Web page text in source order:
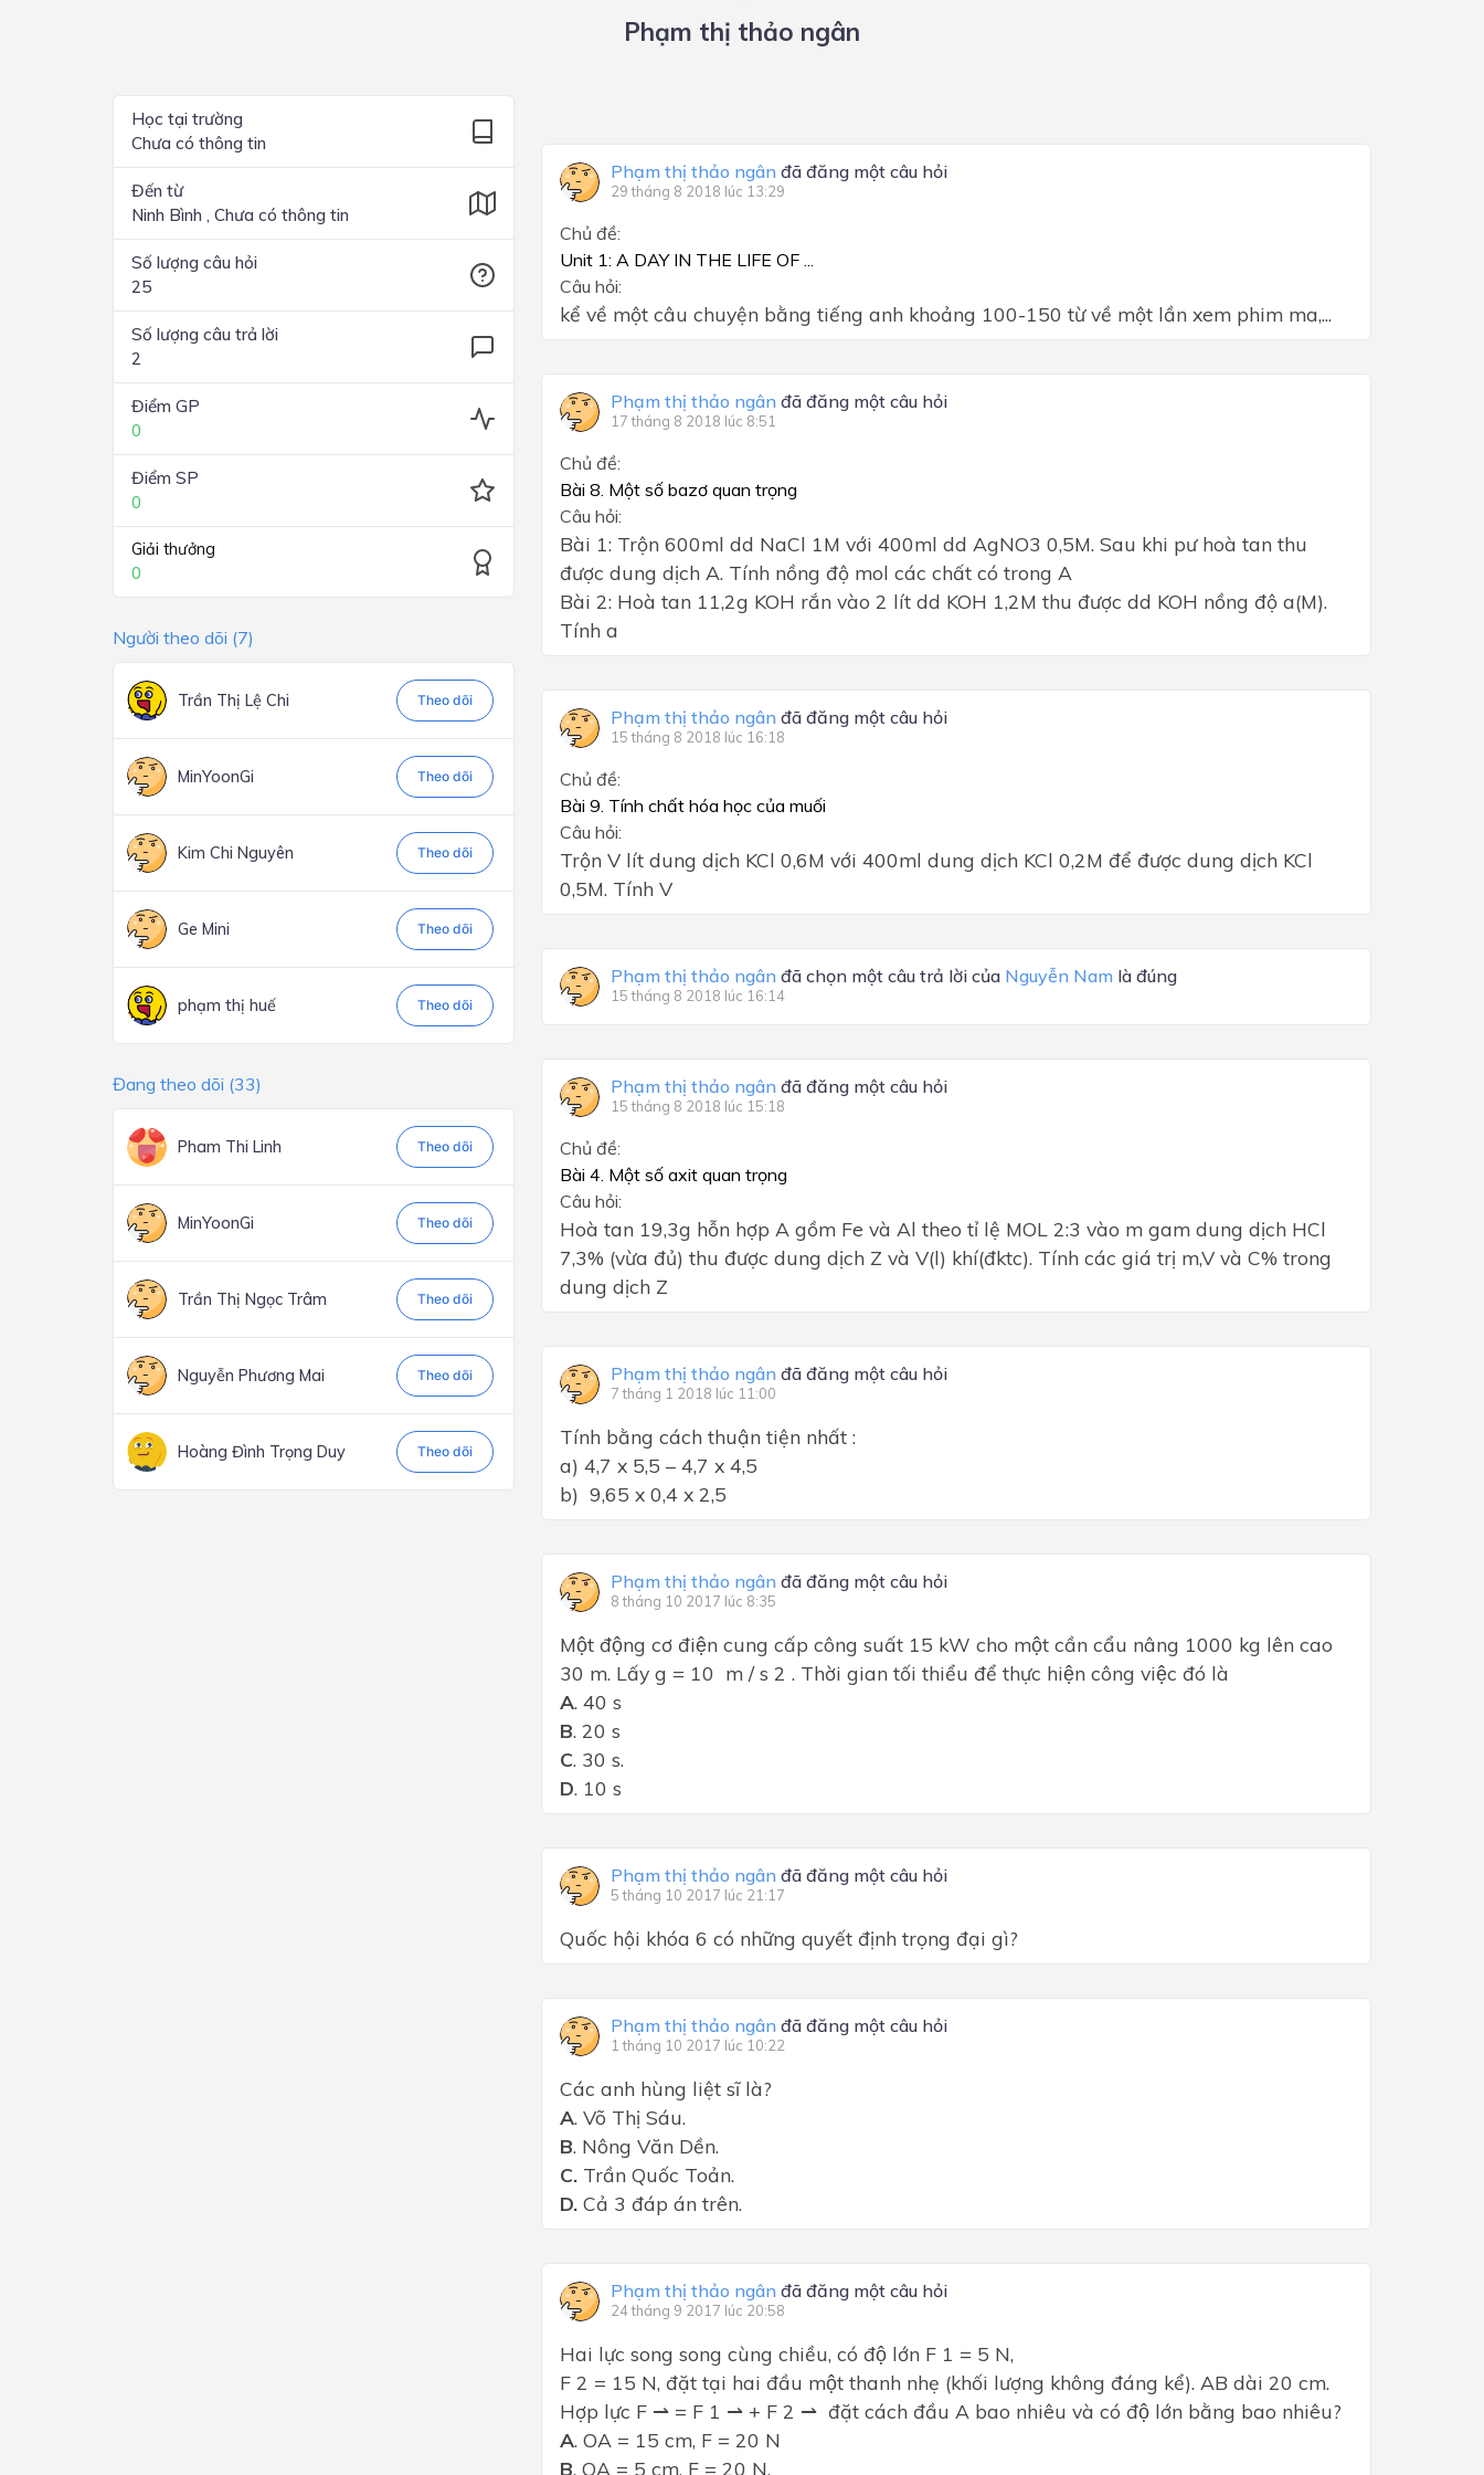
Lớp 2
Phạm thị thảo ngân
Học tại trường
Chưa có thông tin
Đến từ
Ninh Bình , Chưa có thông tin
Số lượng câu hỏi
25
Số lượng câu trả lời
2
Điểm GP
0
Điểm SP
0
Giải thưởng
0
Người theo dõi (7)
Trần Thị Lệ Chi Theo dõi
MinYoonGi Theo dõi
Kim Chi Nguyên Theo dõi
Ge Mini Theo dõi
phạm thị huế Theo dõi
Đang theo dõi (33)
Pham Thi Linh Theo dõi
MinYoonGi Theo dõi
Trần Thị Ngọc Trâm Theo dõi
Nguyễn Phương Mai Theo dõi
Hoàng Đình Trọng Duy Theo dõi
Phạm thị thảo ngân đã đăng một câu hỏi
29 tháng 8 2018 lúc 13:29
Chủ đề:
Unit 1: A DAY IN THE LIFE OF ...
Câu hỏi:
kể về một câu chuyện bằng tiếng anh khoảng 100-150 từ về một lần xem phim ma,...
Phạm thị thảo ngân đã đăng một câu hỏi
17 tháng 8 2018 lúc 8:51
Chủ đề:
Bài 8. Một số bazơ quan trọng
Câu hỏi:
Bài 1: Trộn 600ml dd NaCl 1M với 400ml dd AgNO3 0,5M. Sau khi pư hoà tan thu
được dung dịch A. Tính nồng độ mol các chất có trong A
Bài 2: Hoà tan 11,2g KOH rắn vào 2 lít dd KOH 1,2M thu được dd KOH nồng độ a(M).
Tính a
Phạm thị thảo ngân đã đăng một câu hỏi
15 tháng 8 2018 lúc 16:18
Chủ đề:
Bài 9. Tính chất hóa học của muối
Câu hỏi:
Trộn V lít dung dịch KCl 0,6M với 400ml dung dịch KCl 0,2M để được dung dịch KCl
0,5M. Tính V
Phạm thị thảo ngân đã chọn một câu trả lời của Nguyễn Nam là đúng
15 tháng 8 2018 lúc 16:14
Phạm thị thảo ngân đã đăng một câu hỏi
15 tháng 8 2018 lúc 15:18
Chủ đề:
Bài 4. Một số axit quan trọng
Câu hỏi:
Hoà tan 19,3g hỗn hợp A gồm Fe và Al theo tỉ lệ MOL 2:3 vào m gam dung dịch HCl
7,3% (vừa đủ) thu được dung dịch Z và V(l) khí(đktc). Tính các giá trị m,V và C% trong
dung dịch Z
Phạm thị thảo ngân đã đăng một câu hỏi
7 tháng 1 2018 lúc 11:00
Tính bằng cách thuận tiện nhất :
a) 4,7 x 5,5 – 4,7 x 4,5
b) 9,65 x 0,4 x 2,5
Phạm thị thảo ngân đã đăng một câu hỏi
8 tháng 10 2017 lúc 8:35
Một động cơ điện cung cấp công suất 15 kW cho một cần cẩu nâng 1000 kg lên cao
30 m. Lấy g = 10 m / s 2 . Thời gian tối thiểu để thực hiện công việc đó là
A. 40 s
B. 20 s
C. 30 s.
D. 10 s
Phạm thị thảo ngân đã đăng một câu hỏi
5 tháng 10 2017 lúc 21:17
Quốc hội khóa 6 có những quyết định trọng đại gì?
Phạm thị thảo ngân đã đăng một câu hỏi
1 tháng 10 2017 lúc 10:22
Các anh hùng liệt sĩ là?
A. Võ Thị Sáu.
B. Nông Văn Dền.
C. Trần Quốc Toản.
D. Cả 3 đáp án trên.
Phạm thị thảo ngân đã đăng một câu hỏi
24 tháng 9 2017 lúc 20:58
Hai lực song song cùng chiều, có độ lớn F 1 = 5 N,
F 2 = 15 N, đặt tại hai đầu một thanh nhẹ (khối lượng không đáng kể). AB dài 20 cm.
Hợp lực F ⇀ = F 1 ⇀ + F 2 ⇀ đặt cách đầu A bao nhiêu và có độ lớn bằng bao nhiêu?
A. OA = 15 cm, F = 20 N
B. OA = 5 cm, F = 20 N.